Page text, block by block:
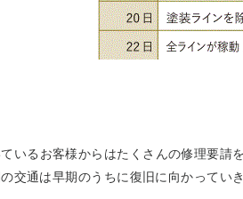
いるお客様からはたくさんの修理要
交通は早期のうちに復旧に向かって